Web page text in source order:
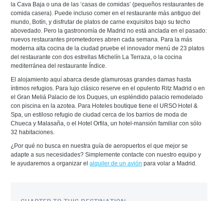
la Cava Baja o una de las ‘casas de comidas’ (pequeños restaurantes de
comida casera). Puede incluso comer en el restaurante más antiguo del
mundo, Botín, y disfrutar de platos de carne exquisitos bajo su techo
abovedado. Pero la gastronomía de Madrid no está anclada en el pasado:
nuevos restaurantes prometedores abren cada semana. Para la más
moderna alta cocina de la ciudad pruebe el innovador menú de 23 platos
del restaurante con dos estrellas Michelín La Terraza, o la cocina
mediterránea del restaurante Índice.
El alojamiento aquí abarca desde glamurosas grandes damas hasta
íntimos refugios. Para lujo clásico reserve en el opulento Ritz Madrid o en
el Gran Meliá Palacio de los Duques, un espléndido palacio remodelado
con piscina en la azotea. Para Hoteles boutique tiene el URSO Hotel &
Spa, un estiloso refugio de ciudad cerca de los barrios de moda de
Chueca y Malasaña, o el Hotel Orfila, un hotel-mansión familiar con sólo
32 habitaciones.
¿Por qué no busca en nuestra guía de aeropuertos el que mejor se
adapte a sus necesidades? Simplemente contacte con nuestro equipo y
le ayudaremos a organizar elalquiler de un avión para volar a Madrid.